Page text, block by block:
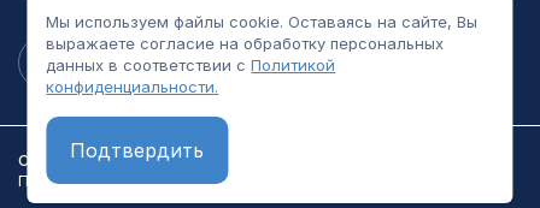
Мы используем файлы cookie. Оставаясь на сайте, Вы
выражаете согласие на обработку персональных
данных в соответствии сПолитикой
конфиденциальности.
Подтвердить
ООО «ТЛГрупп». Все права сайта защищены.
Политика конфиденциальности